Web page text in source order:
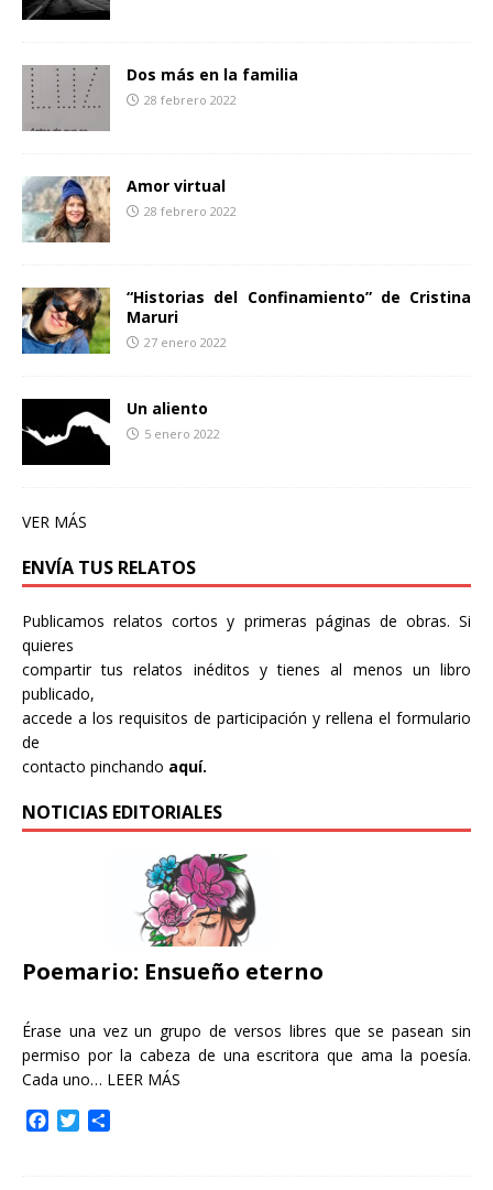
Dos más en la familia
28 febrero 2022
Amor virtual
28 febrero 2022
“Historias del Confinamiento” de Cristina
Maruri
27 enero 2022
Un aliento
5 enero 2022
VER MÁS
ENVÍA TUS RELATOS
Publicamos relatos cortos y primeras páginas de obras. Si
quieres
compartir tus relatos inéditos y tienes al menos un libro
publicado,
accede a los requisitos de participación y rellena el formulario
de
contacto pinchando aquí.
NOTICIAS EDITORIALES
Poemario: Ensueño eterno
Érase una vez un grupo de versos libres que se pasean sin
permiso por la cabeza de una escritora que ama la poesía.
Cada uno… LEER MÁS